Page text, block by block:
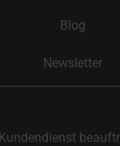
Blog
Newsletter
Kundendienst